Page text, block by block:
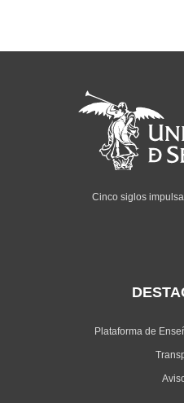
Cinco siglos
Plataforma de